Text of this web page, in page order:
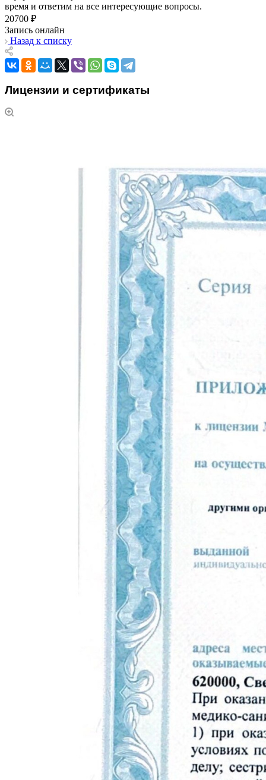
время и ответим на все интересующие вопросы.
20700 ₽
Запись онлайн
Назад к списку
Лицензии и сертификаты